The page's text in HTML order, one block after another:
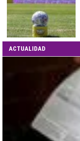
ACTUALIDAD